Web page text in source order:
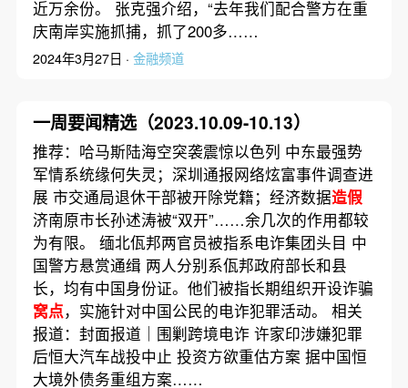
近万余份。 张克强介绍，“去年我们配合警方在重
庆南岸实施抓捕，抓了200多……
2024年3月27日 · 金融频道
一周要闻精选（2023.10.09-10.13）
推荐：哈马斯陆海空突袭震惊以色列 中东最强势
军情系统缘何失灵；深圳通报网络炫富事件调查进
展 市交通局退休干部被开除党籍；经济数据造假
济南原市长孙述涛被“双开”……余几次的作用都较
为有限。 缅北佤邦两官员被指系电诈集团头目 中
国警方悬赏通缉 两人分别系佤邦政府部长和县
长，均有中国身份证。他们被指长期组织开设诈骗
窝点，实施针对中国公民的电诈犯罪活动。 相关
报道：封面报道｜围剿跨境电诈 许家印涉嫌犯罪
后恒大汽车战投中止 投资方欲重估方案 据中国恒
大境外债务重组方案……